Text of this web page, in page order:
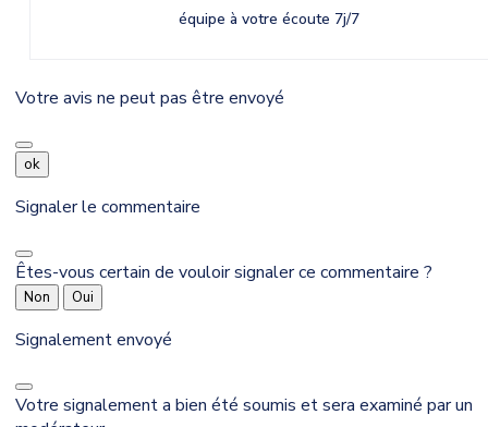
équipe à votre écoute 7j/7
Votre avis ne peut pas être envoyé
ok
Signaler le commentaire
Êtes-vous certain de vouloir signaler ce commentaire ?
Non Oui
Signalement envoyé
Votre signalement a bien été soumis et sera examiné par un